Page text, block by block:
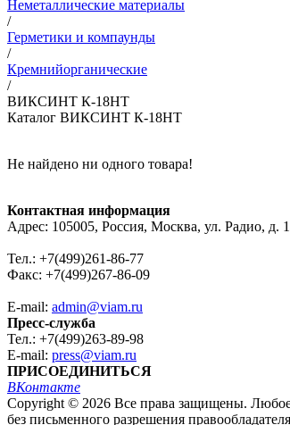
Неметаллические материалы
/
Герметики и компаунды
/
Кремнийорганические
/
ВИКСИНТ К-18НТ
Каталог ВИКСИНТ К-18НТ
Не найдено ни одного товара!
Контактная информация
Адрес: 105005, Россия, Москва, ул. Радио, д.
Тел.: +7(499)261-86-77
Факс: +7(499)267-86-09
E-mail: admin@viam.ru
Пресс-служба
Тел.: +7(499)263-89-98
E-mail: press@viam.ru
ПРИСОЕДИНИТЬСЯ
ВКонтакте
Copyright © 2026 Все права защищены. Любое
без письменного разрешения